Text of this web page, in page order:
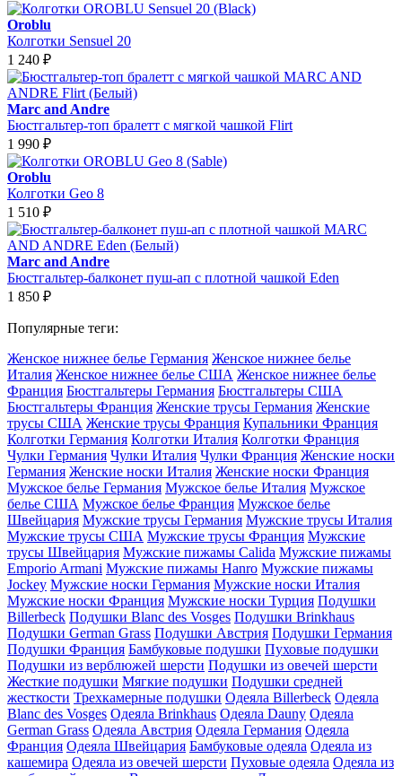
Oroblu
Колготки Sensuel 20
1 240 ₽
Marc and Andre
Бюстгальтер-топ бралетт с мягкой чашкой Flirt
1 990 ₽
Oroblu
Колготки Geo 8
1 510 ₽
Marc and Andre
Бюстгальтер-балконет пуш-ап с плотной чашкой Eden
1 850 ₽
Популярные теги:
Женское нижнее белье Германия Женское нижнее белье
Италия Женское нижнее белье США Женское нижнее белье
Франция Бюстгальтеры Германия Бюстгальтеры США
Бюстгальтеры Франция Женские трусы Германия Женские
трусы США Женские трусы Франция Купальники Франция
Колготки Германия Колготки Италия Колготки Франция
Чулки Германия Чулки Италия Чулки Франция Женские носки
Германия Женские носки Италия Женские носки Франция
Мужское белье Германия Мужское белье Италия Мужское
белье США Мужское белье Франция Мужское белье
Швейцария Мужские трусы Германия Мужские трусы Италия
Мужские трусы США Мужские трусы Франция Мужские
трусы Швейцария Мужские пижамы Calida Мужские пижамы
Emporio Armani Мужские пижамы Hanro Мужские пижамы
Jockey Мужские носки Германия Мужские носки Италия
Мужские носки Франция Мужские носки Турция Подушки
Billerbeck Подушки Blanc des Vosges Подушки Brinkhaus
Подушки German Grass Подушки Австрия Подушки Германия
Подушки Франция Бамбуковые подушки Пуховые подушки
Подушки из верблюжей шерсти Подушки из овечей шерсти
Жесткие подушки Мягкие подушки Подушки средней
жесткости Трехкамерные подушки Одеяла Billerbeck Одеяла
Blanc des Vosges Одеяла Brinkhaus Одеяла Dauny Одеяла
German Grass Одеяла Австрия Одеяла Германия Одеяла
Франция Одеяла Швейцария Бамбуковые одеяла Одеяла из
кашемира Одеяла из овечей шерсти Пуховые одеяла Одеяла из